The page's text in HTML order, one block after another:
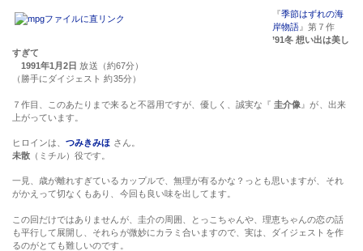
『季節はずれの海
岸物語』第７作
’91冬 想い出は美し
すぎて
1991年1月2日 放送（約67分）
（勝手にダイジェスト 約35分）
７作目、このあたりまで来ると不器用ですが、優しく、誠実な『圭介像 』が、出来
上がっています。
ヒロインは、つみきみほ さん。
未散 （ミチル）役です。
一見、歳が離れすぎているカップルで、無理が有るかな？っとも思いますが、それ
がかえって切なくもあり、今回も良い味を出してます。
この回だけではありませんが、圭介の周囲、とっこちゃんや、理恵ちゃんの恋の話
も平行して展開し、それらが微妙にカラミ合いますので、実は、ダイジェストを作
るのがとても難しいのです。